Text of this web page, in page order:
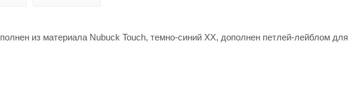
из материала Nubuck Touch, темно-синий ХХ, дополнен петлей-лейблом для